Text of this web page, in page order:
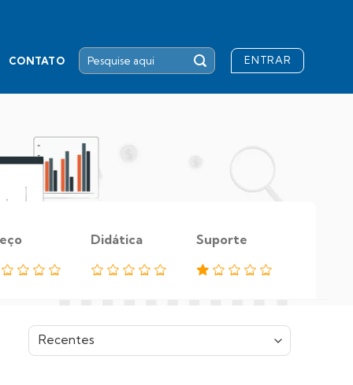
CONTATO ENTRAR
Didática Suporte